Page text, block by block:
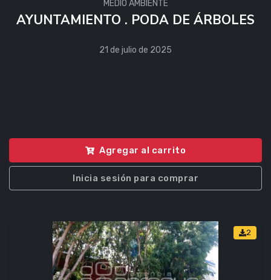
MEDIO AMBIENTE
AYUNTAMIENTO . PODA DE ÁRBOLES
21 de julio de 2025
Agregar al carrito
Inicia sesión para comprar
2